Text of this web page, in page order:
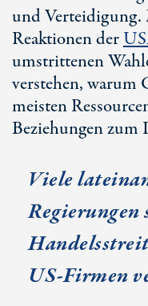
und
Reaktionen der
umstrittenen
verstehen, warum
meisten
Beziehungen zum
Viele
Regierungen
US-Firmen